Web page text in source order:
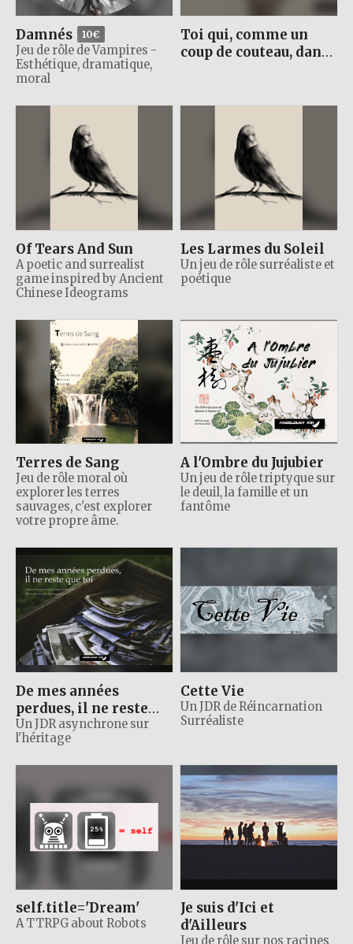
Damnés 10€
Jeu de rôle de Vampires -
Esthétique, dramatique,
moral
Toi qui, comme un
coup de couteau, dans
Of Tears And Sun
A poetic and surrealist
game inspired by Ancient
Chinese Ideograms
Les Larmes du Soleil
Un jeu de rôle surréaliste et
poétique
Terres de Sang
Jeu de rôle moral où
explorer les terres
sauvages, c'est explorer
votre propre âme.
A l'Ombre du Jujubier
Un jeu de rôle triptyque sur
le deuil, la famille et un
fantôme
De mes années
perdues, il ne reste
que toi
Un JDR asynchrone sur
l'héritage
Cette Vie
Un JDR de Réincarnation
Surréaliste
self.title='Dream'
A TTRPG about Robots
Je suis d'Ici et
d'Ailleurs
Jeu de rôle sur nos racines